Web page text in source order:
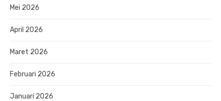
Mei 2026
April 2026
Maret 2026
Februari 2026
Januari 2026